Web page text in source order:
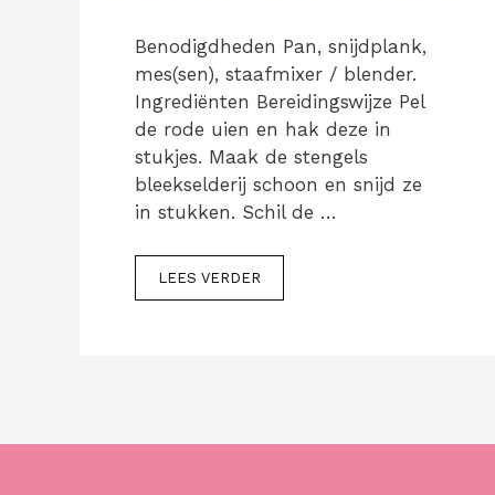
Benodigdheden Pan, snijdplank,
mes(sen), staafmixer / blender.
Ingrediënten Bereidingswijze Pel
de rode uien en hak deze in
stukjes. Maak de stengels
bleekselderij schoon en snijd ze
in stukken. Schil de …
LEES VERDER